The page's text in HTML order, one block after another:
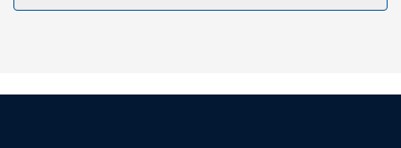
Prøv lykken på casinoet, eller nyt stedets andre